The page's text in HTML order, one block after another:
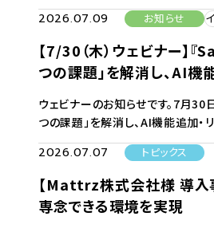
2026.07.09 お知らせ
【7/30（木）ウェビナー】
つの課題」を解消し、AI機
ウェビナーのお知らせです。7月30
つの課題」を解消し、AI機能追加
2026.07.07 トピックス
【Mattrz株式会社様 導入
専念できる環境を実現